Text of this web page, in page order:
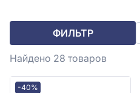
ФИЛЬТР
Найдено 28 товаров
-40%